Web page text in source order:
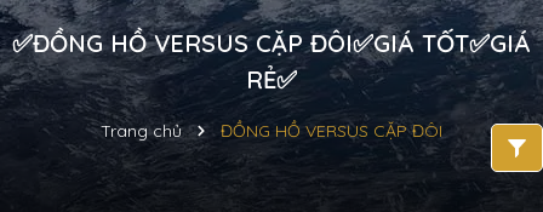
✅ĐỒNG HỒ VERSUS CẶP ĐÔI✅GIÁ TỐT✅GIÁ
RẺ✅
Trang chủ ĐỒNG HỒ VERSUS CẶP ĐÔI